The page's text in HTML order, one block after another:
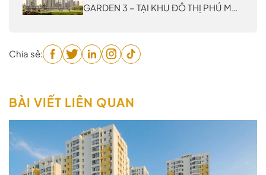
GARDEN 3 – TẠI KHU ĐÔ THỊ PHÚ MỸ
Chia sẻ:
BÀI VIẾT LIÊN QUAN